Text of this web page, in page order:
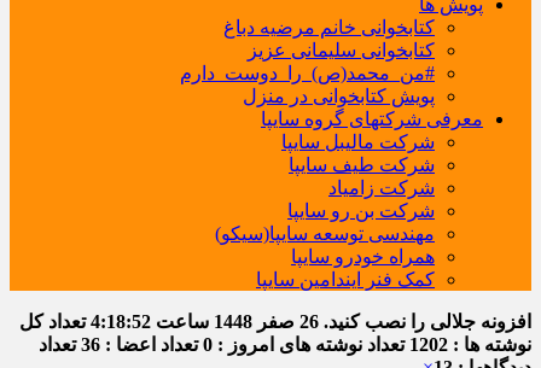
پویش ها
کتابخوانی خانم مرضیه دباغ
کتابخوانی سلیمانی عزیز
#من_محمد(ص)_را_دوست_دارم
پویش کتابخوانی در منزل
معرفی شرکتهای گروه سایپا
شرکت مالیبل سایپا
شرکت طیف سایپا
شرکت زامیاد
شرکت بن رو سایپا
مهندسی توسعه سایپا(سیکو)
همراه خودرو سایپا
کمک فنر ایندامین سایپا
افزونه جلالی را نصب کنید. 26 صفر 1448 ساعت 4:18:52تعداد کل
نوشته ها : 1202
تعداد نوشته های امروز : 0 تعداد اعضا : 36
تعداد